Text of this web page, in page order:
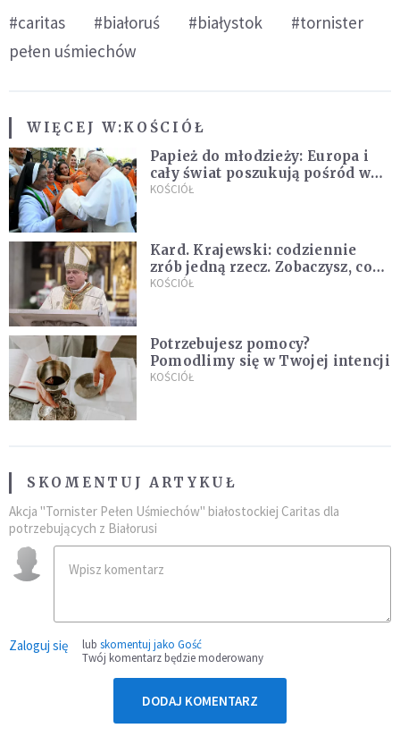
#caritas #białoruś #białystok
#tornister
pełen uśmiechów
WIĘCEJ W:KOŚCIÓŁ
Papież do młodzieży: Europa i
cały świat poszukują pośród was
nowych świętych
KOŚCIÓŁ
Kard. Krajewski: codziennie
zrób jedną rzecz. Zobaczysz, co
stanie się z twoim życiem
KOŚCIÓŁ
Potrzebujesz pomocy?
Pomodlimy się w Twojej intencji
KOŚCIÓŁ
SKOMENTUJ ARTYKUŁ
Akcja "Tornister Pełen Uśmiechów" białostockiej Caritas dla
potrzebujących z Białorusi
Zaloguj się lub skomentuj jako Gość
Twój komentarz będzie moderowany
DODAJ KOMENTARZ